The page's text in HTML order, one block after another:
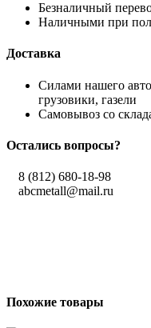
Безналичный
Наличными при
Доставка
Силами нашего
грузовики, газели
Самовывоз со
Остались вопросы?
8 (812) 680-18-98
abcmetall@mail.ru
Похожие товары